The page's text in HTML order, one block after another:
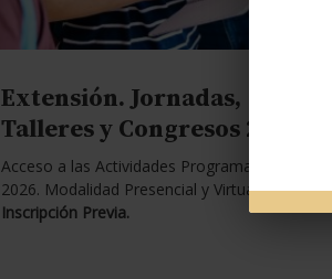
Extensión. Jornadas,
Talleres y Congresos 2026.
Acceso a las Actividades Programadas para
2026. Modalidad Presencial y Virtual.Con
Inscripción Previa.